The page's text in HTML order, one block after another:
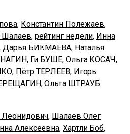
, Константин Полежаев,
Шалаев, рейтинг недели, Инна
, Дарья БИКМАЕВА, Наталья
, Ги БУШЕ, Ольга КОСАЧ,
, Пётр ТЕРЛЕЕВ, Игорь
, Ольга ШТРАУБ
Леонидович, Шалаев Олег
Алексеевна, Хартли Боб,